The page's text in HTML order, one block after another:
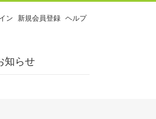
ン 新規会員登録 ヘルプ
知らせ